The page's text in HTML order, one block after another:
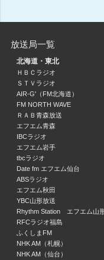
菊池風磨
木村拓哉 Flow
木村拓哉
11:30 ～ 11:55
JFNニュース
11:55 ～ 12:00
津田健次郎 SPEA/KING
津田健次郎
12:00 ～ 12:30
CHINTAI presents きゃり
きゃりーぱみゅぱみゅ
12:30 ～ 12:55
JFNニュース
放送局一覧
北海道・東北
ＨＢＣラジオ
ＳＴＶラジオ
AIR-G'（FM北海道）
FM NORTH WAVE
ＲＡＢ青森放送
エフエム青森
IBCラジオ
エフエム岩手
tbcラジオ
Date fm エフエム仙台
ABSラジオ
エフエム秋田
YBC山形放送
Rhythm Station エフエム山
RFCラジオ福島
ふくしまFM
NHK AM（札幌）
NHK AM（仙台）